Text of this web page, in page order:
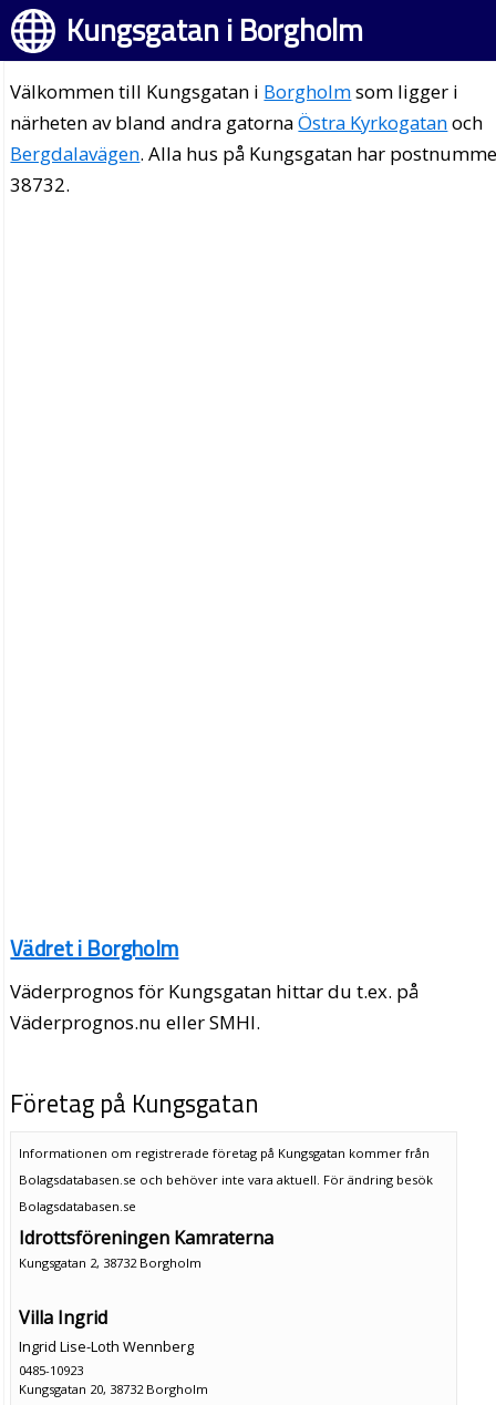
Kungsgatan i Borgholm
Välkommen till Kungsgatan i Borgholmsom ligger i
närheten av bland andra gatornaÖstra Kyrkogatanoch
Bergdalavägen. Alla hus på Kungsgatan har
38732.
Vädret i Borgholm
Väderprognos för Kungsgatan hittar du t.ex. på
Väderprognos.nu eller SMHI.
Företag på Kungsgatan
Informationen om registrerade företag på Kungsgatan kommer från
Bolagsdatabasen.se och behöver inte vara aktuell. För ändring besök
Bolagsdatabasen.se
Idrottsföreningen Kamraterna
Kungsgatan 2, 38732 Borgholm
Villa Ingrid
Ingrid Lise-Loth Wennberg
0485-10923
Kungsgatan 20, 38732 Borgholm